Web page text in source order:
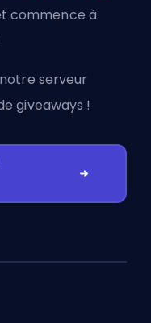
commence à
serveur
giveaways !